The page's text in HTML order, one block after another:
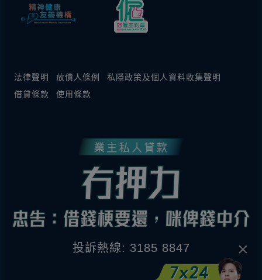
×
法律聲明 放債人條例
私隱政策及個人資料收集聲明
借貸條款
使用條款
投訴熱線: 3185 8847